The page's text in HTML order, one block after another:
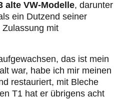
alte VW-Modelle, darunter
ein Dutzend seiner
mit
das ist mein
war, habe ich mir meinen
restauriert, mit Bleche
T1 hat er übrigens acht